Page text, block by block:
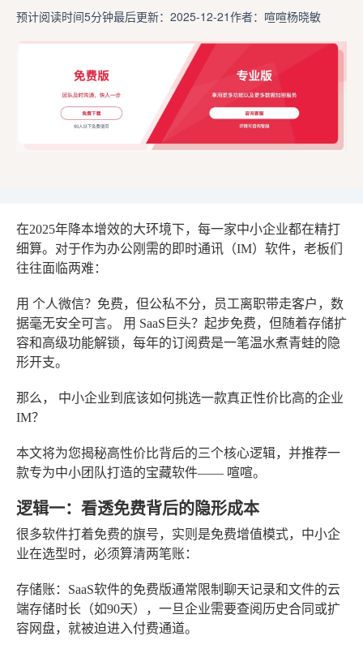
预计阅读时间5分钟最后更新：2025-12-21作者：喧喧杨晓敏
在2025年降本增效的大环境下，每一家中小企业都在精打
细算。对于作为办公刚需的即时通讯（IM）软件，老板们
往往面临两难：
用 个人微信？免费，但公私不分，员工离职带走客户，数
据毫无安全可言。 用 SaaS巨头？起步免费，但随着存储扩
容和高级功能解锁，每年的订阅费是一笔温水煮青蛙的隐
形开支。
那么， 中小企业到底该如何挑选一款真正性价比高的企业
IM？
本文将为您揭秘高性价比背后的三个核心逻辑，并推荐一
款专为中小团队打造的宝藏软件—— 喧喧。
逻辑一：看透免费背后的隐形成本
很多软件打着免费的旗号，实则是免费增值模式，中小企
业在选型时，必须算清两笔账：
存储账：SaaS软件的免费版通常限制聊天记录和文件的云
端存储时长（如90天），一旦企业需要查阅历史合同或扩
容网盘，就被迫进入付费通道。